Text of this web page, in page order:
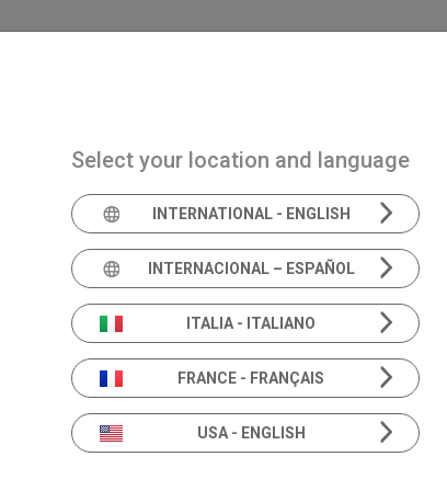
La orquesta perfecta
Evocados
Select your location and language
INTERNATIONAL - ENGLISH
INTERNACIONAL – ESPAÑOL
ITALIA - ITALIANO
FRANCE - FRANÇAIS
USA - ENGLISH